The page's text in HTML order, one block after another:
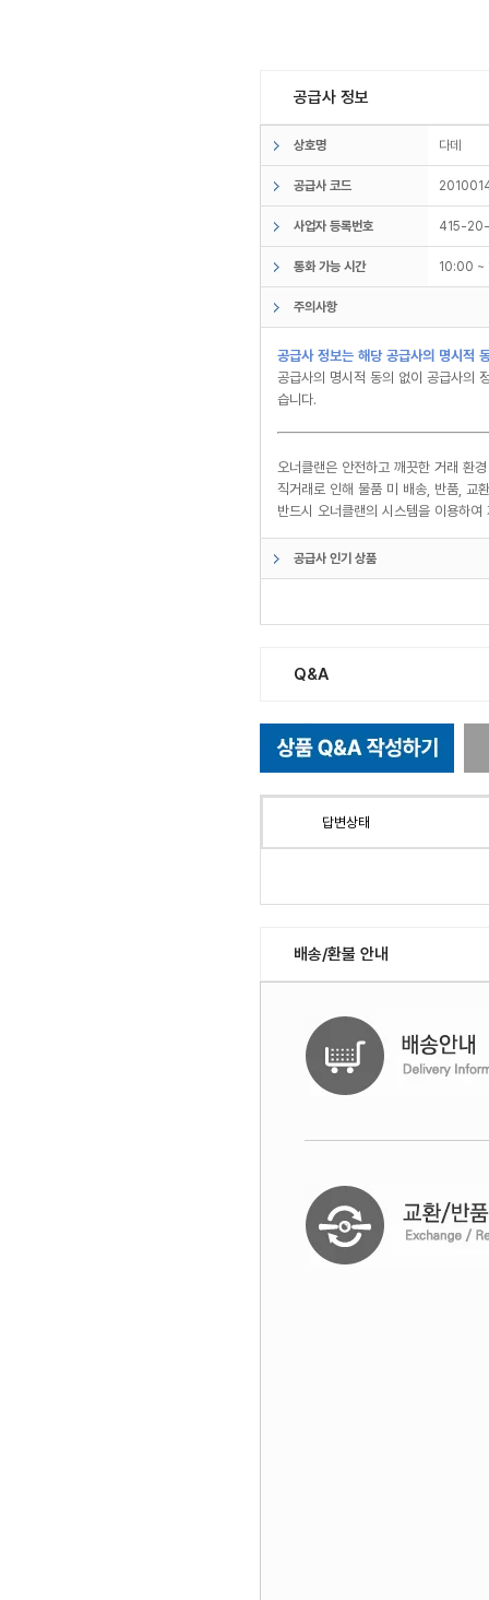
공급사 정보
상호명 다데
공급사 코드
사업자 등록번호 415-
통화 가능 시간 10:00
주의사항
공급사 정보는 해당 공급사의 명시적
공급사의 명시적 동의 없이 공급사의
습니다.
오너클랜은 안전하고 깨끗한 거래 환
직거래로 인해 물품 미 배송, 반품, 교
반드시 오너클랜의 시스템을 이용하
공급사 인기 상품
Q&A
답변상태
배송/환불 안내